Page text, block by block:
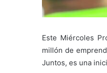
Este Miércoles
millón de
Juntos, es una